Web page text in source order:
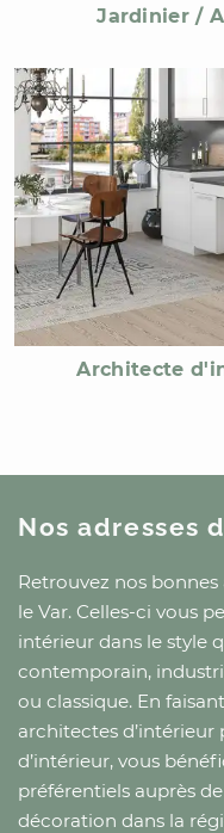
Jardinier /
Architecte
Nos adresses
Retrouvez nos bonnes
le Var. Celles-ci vous
intérieur dans le style
contemporain,
ou classique. En
architectes
d’intérieur, vous
préférentiels auprès
décoration dans la